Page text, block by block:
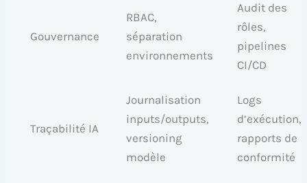
Gouvernance
RBAC,
séparation
environnements
Audit des
rôles,
pipelines
CI/CD
Traçabilité IA
Journalisation
inputs/outputs,
versioning
modèle
Logs
d’exécution,
rapports de
conformité